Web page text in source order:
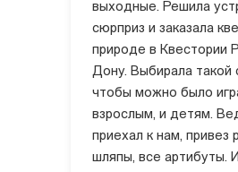
выходные. Решила
сюрприз и заказала
природе в Квестории
Дону. Выбирала такой
чтобы можно было
взрослым, и детям.
приехал к нам, привез
шляпы, все артибуты.